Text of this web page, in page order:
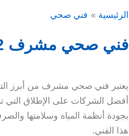
الرئيسية فني صحي
فني صحي مشرف 51468212 معلم سباكة تسليك مجاري الكويت
يعتبر فني صحي مشرف من أبرز
أفضل الشركات على الإطلاق التي
بجودة أنظمة المياه وسلامتها
هذا الفني.